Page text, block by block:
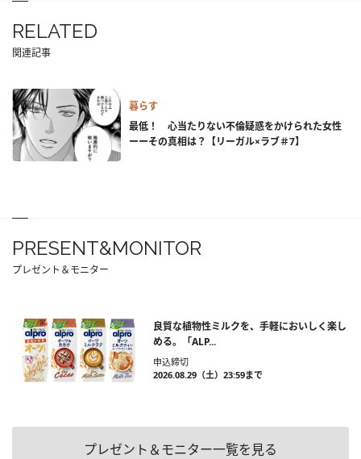
RELATED
関連記事
暮らす
最低！ 心当たりない不倫疑惑をかけられた女性
ーーその真相は？【リーガル×ラブ＃7】
PRESENT&MONITOR
プレゼント＆モニター
良質な植物性ミルクを、手軽においしく楽し
める。「ALP...
申込締切
2026.08.29（土）23:59まで
プレゼント＆モニター一覧を見る